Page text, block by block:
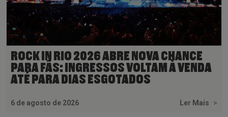
ROCK IN RIO 2026 ABRE NOVA CHANCE
PARA FÃS: INGRESSOS VOLTAM À VENDA
ATÉ PARA DIAS ESGOTADOS
6 de agosto de 2026 Ler Mais >